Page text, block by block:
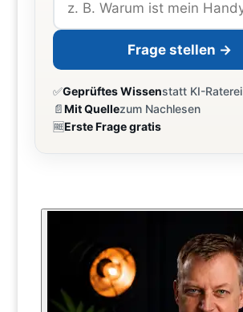
Frage stellen →
✅Geprüftes Wissenstatt KI-Raterei
📄Mit Quellezum Nachlesen
🆓Erste Frage gratis